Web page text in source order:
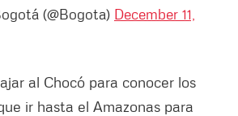
(@Bogota) December 11,
al Chocó para conocer los
ir hasta el Amazonas para